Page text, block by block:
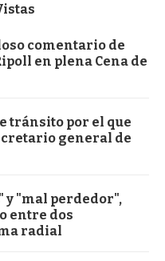
comentario de
en plena Cena de
tránsito por el que
general de
y "mal perdedor",
entre dos
radial